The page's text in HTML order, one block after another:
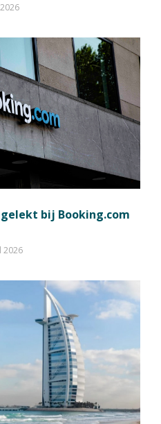
bij Booking.com
2026